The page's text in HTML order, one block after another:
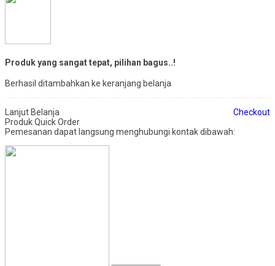
Produk yang sangat tepat, pilihan bagus..!
Berhasil ditambahkan ke keranjang belanja
Lanjut Belanja
Checkout
Produk Quick Order
Pemesanan dapat langsung menghubungi kontak dibawah: